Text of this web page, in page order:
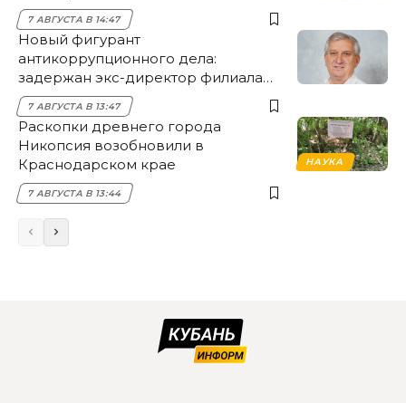
7 АВГУСТА В 14:47
Новый фигурант
антикоррупционного дела:
задержан экс-директор филиала
НЭСК Крымска
7 АВГУСТА В 13:47
НАУКА
Раскопки древнего города
Никопсия возобновили в
Краснодарском крае
7 АВГУСТА В 13:44